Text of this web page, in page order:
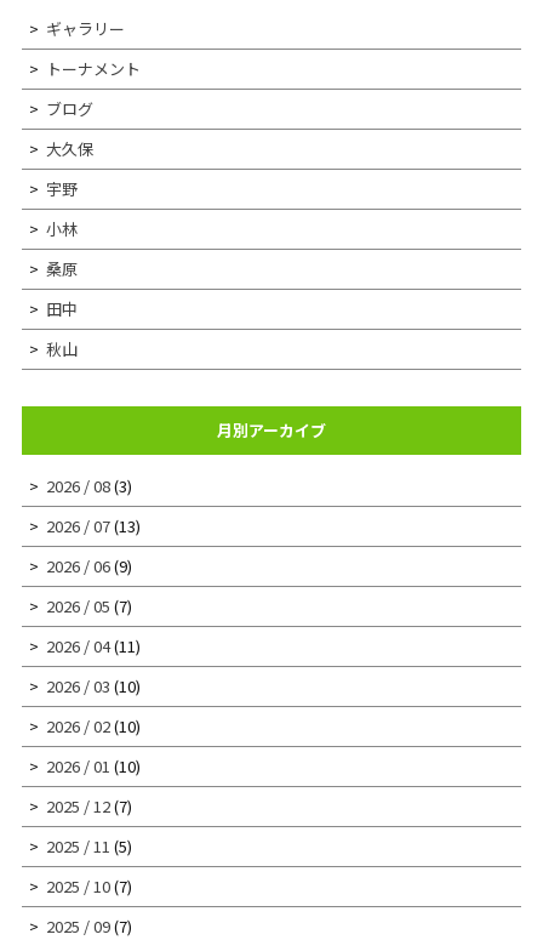
ギャラリー
トーナメント
ブログ
大久保
宇野
小林
桑原
田中
秋山
月別アーカイブ
2026 / 08(3)
2026 / 07(13)
2026 / 06(9)
2026 / 05 (7)
2026 / 04(11)
2026 / 03 (10)
2026 / 02(10)
2026 / 01 (10)
2025 / 12(7)
2025 / 11 (5)
2025 / 10(7)
2025 / 09(7)